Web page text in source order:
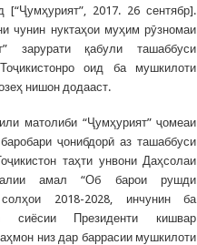
[“Ҷумҳурият”, 2017. 26 сентябр].
чунин нуктаҳои муҳим рӯзномаи
зарурати қабули ташаббуси
оид ба мушкилоти
нишон додааст.
матолиби “Ҷумҳурият” ҷомеаи
ҷонибдорӣ аз ташаббуси
таҳти унвони Даҳсолаи
амал “Об барои рушди
солҳои 2018-2028, инчунин ба
сиёсии Президенти кишвар
низ дар баррасии мушкилоти